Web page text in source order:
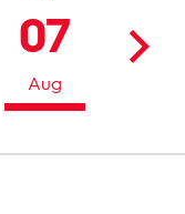
07
Aug
08